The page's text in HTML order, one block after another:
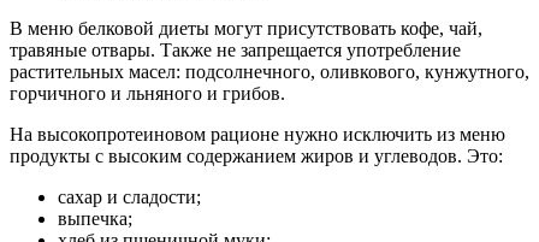
В меню белковой диеты могут присутствовать кофе, чай,
травяные отвары. Также не запрещается употребление
растительных масел: подсолнечного, оливкового, кунжутного,
горчичного и льняного и грибов.
На высокопротеиновом рационе нужно исключить из меню
продукты с высоким содержанием жиров и углеводов. Это:
сахар и сладости;
выпечка;